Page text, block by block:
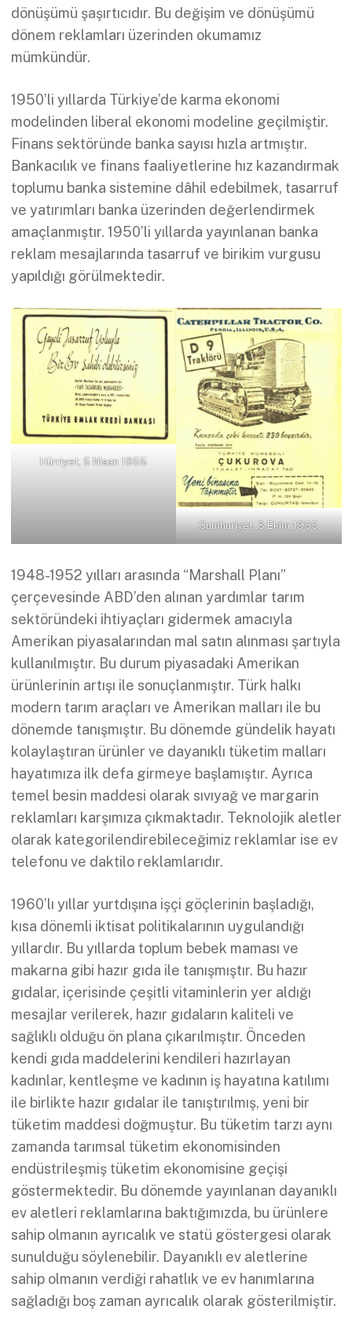
dönüşümü şaşırtıcıdır. Bu değişim ve dönüşümü
dönem reklamları üzerinden okumamız
mümkündür.
1950’li yıllarda Türkiye’de karma ekonomi
modelinden liberal ekonomi modeline geçilmiştir.
Finans sektöründe banka sayısı hızla artmıştır.
Bankacılık ve finans faaliyetlerine hız kazandırmak
toplumu banka sistemine dâhil edebilmek, tasarruf
ve yatırımları banka üzerinden değerlendirmek
amaçlanmıştır. 1950’li yıllarda yayınlanan banka
reklam mesajlarında tasarruf ve birikim vurgusu
yapıldığı görülmektedir.
Hürriyet, 5 Nisan 1955
Cumhuriyet, 3 Ekim 1955
1948-1952 yılları arasında “Marshall Planı”
çerçevesinde ABD’den alınan yardımlar tarım
sektöründeki ihtiyaçları gidermek amacıyla
Amerikan piyasalarından mal satın alınması şartıyla
kullanılmıştır. Bu durum piyasadaki Amerikan
ürünlerinin artışı ile sonuçlanmıştır. Türk halkı
modern tarım araçları ve Amerikan malları ile bu
dönemde tanışmıştır. Bu dönemde gündelik hayatı
kolaylaştıran ürünler ve dayanıklı tüketim malları
hayatımıza ilk defa girmeye başlamıştır. Ayrıca
temel besin maddesi olarak sıvıyağ ve margarin
reklamları karşımıza çıkmaktadır. Teknolojik aletler
olarak kategorilendirebileceğimiz reklamlar ise ev
telefonu ve daktilo reklamlarıdır.
1960’lı yıllar yurtdışına işçi göçlerinin başladığı,
kısa dönemli iktisat politikalarının uygulandığı
yıllardır. Bu yıllarda toplum bebek maması ve
makarna gibi hazır gıda ile tanışmıştır. Bu hazır
gıdalar, içerisinde çeşitli vitaminlerin yer aldığı
mesajlar verilerek, hazır gıdaların kaliteli ve
sağlıklı olduğu ön plana çıkarılmıştır. Önceden
kendi gıda maddelerini kendileri hazırlayan
kadınlar, kentleşme ve kadının iş hayatına katılımı
ile birlikte hazır gıdalar ile tanıştırılmış, yeni bir
tüketim maddesi doğmuştur. Bu tüketim tarzı aynı
zamanda tarımsal tüketim ekonomisinden
endüstrileşmiş tüketim ekonomisine geçişi
göstermektedir. Bu dönemde yayınlanan dayanıklı
ev aletleri reklamlarına baktığımızda, bu ürünlere
sahip olmanın ayrıcalık ve statü göstergesi olarak
sunulduğu söylenebilir. Dayanıklı ev aletlerine
sahip olmanın verdiği rahatlık ve ev hanımlarına
sağladığı boş zaman ayrıcalık olarak gösterilmiştir.